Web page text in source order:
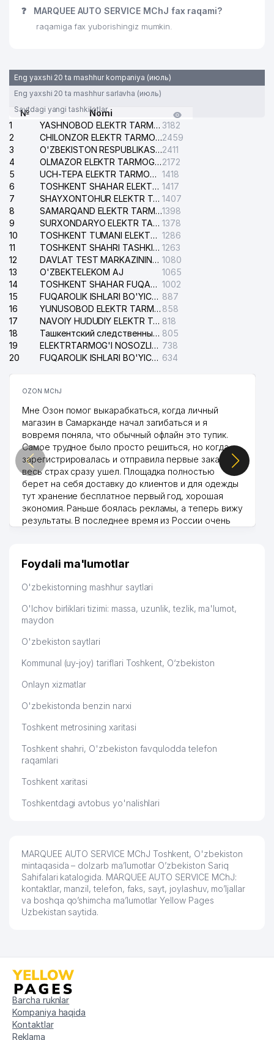
❓ MARQUEE AUTO SERVICE MChJ fax raqami?
raqamiga fax yuborishingiz mumkin.
Eng yaxshi 20 ta mashhur kompaniya (июль)
Eng yaxshi 20 ta mashhur sarlavha (июль)
Saytdagi yangi tashkilotlar
№
Nomi
1
YASHNOBOD ELEKTR TARMOG'I NOSOZLIKLARI XIZMATI 3182
2
CHILONZOR ELEKTR TARMOG'I NOSOZLIK XIZMATI2459
3
O'ZBEKISTON RESPUBLIKASI BOSH PROKURATURASI ISHONCH TELEFONI2411
4
OLMAZOR ELEKTR TARMOG'I NOSOZLIKLARI XIZMATI2172
5
UCH-TEPA ELEKTR TARMOG'I NOSOZLIKLARI XIZMATI 1418
6
TOSHKENT SHAHAR ELEKTR TARMOQLARI KORXONASI AJ 1417
7
SHAYXONTOHUR ELEKTR TARMOG'I NOSOZLIKLARINI TUZATISH XIZMATI 1407
8
SAMARQAND ELEKTR TARMOQLARI AJ1398
9
SURXONDARYO ELEKTR TARMOQLARI AJ 1378
10
TOSHKENT TUMANI ELEKTR TARMOG'I AVARIYA XIZMATI 1286
11
TOSHKENT SHAHRI TASHKILOT TELEFONLARI HAQIDA MA'LUMOT BYUROSI 1263
12
DAVLAT TEST MARKAZINING ISHONCH TELEFONLARI 1080
13
O'ZBEKTELEKOM AJ
1065
14
TOSHKENT SHAHAR FUQAROLIK ISHLARI BO'YICHA SUDI 1002
15
FUQAROLIK ISHLARI BO'YICHA YAKKASAROY TUMANLARARO SUDI 887
16
YUNUSOBOD ELEKTR TARMOG'I NOSOZLIKLARI XIZMATI 858
17
NAVOIY HUDUDIY ELEKTR TARMOQLARI KORXONASI AJ 818
18
Ташкентский следственный изолятор 805
19
ELEKTRTARMOG'I NOSOZLIKLARINI TO'ZATISH SERGELI XIZMATI 738
20
FUQAROLIK ISHLARI BO'YICHA UCH-TEPA TUMANI SUDI 634
OZON MChJ
Мне Озон помог выкарабкаться, когда личный
магазин в Самарканде начал загибаться и я
вовремя поняла, что обычный офлайн это тупик.
Самое трудное было просто решиться, но когда
зарегистрировалась и отправила первые заказы,
весь страх сразу ушел. Площадка полностью
берет на себя доставку до клиентов и для одежды
тут хранение бесплатное первый год, хорошая
экономия. Раньше боялась рекламы, а теперь вижу
результаты. В последнее время из России очень
дальше развиваюсь потихоньку😊
Hamida 03.08.2026 12:45:39
Foydali ma'lumotlar
O'zbekistonning mashhur saytlari
O'lchov birliklari tizimi: massa, uzunlik, tezlik, ma'lumot,
maydon
O'zbekiston saytlari
Kommunal (uy-joy) tariflari Toshkent, O‘zbekiston
Onlayn xizmatlar
O'zbekistonda benzin narxi
Toshkent metrosining xaritasi
Toshkent shahri, O'zbekiston favqulodda telefon
raqamlari
Toshkent xaritasi
Toshkentdagi avtobus yo'nalishlari
MARQUEE AUTO SERVICE MChJ Toshkent, O'zbekiston
mintaqasida – dolzarb ma’lumotlar O’zbekiston Sariq
Sahifalari katalogida. MARQUEE AUTO SERVICE MChJ:
kontaktlar, manzil, telefon, faks, sayt, joylashuv, mo’ljallar
va boshqa qo’shimcha ma’lumotlar Yellow Pages
Uzbekistan saytida.
Barcha ruknlar
Kompaniya haqida
Kontaktlar
Reklama